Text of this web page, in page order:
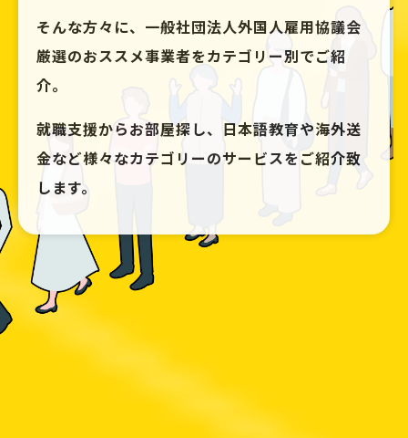
そんな方々に、一般社団法人外国人雇用協議会
厳選のおススメ事業者をカテゴリー別でご紹
介。
就職支援からお部屋探し、日本語教育や海外送
金など様々なカテゴリーのサービスをご紹介致
します。